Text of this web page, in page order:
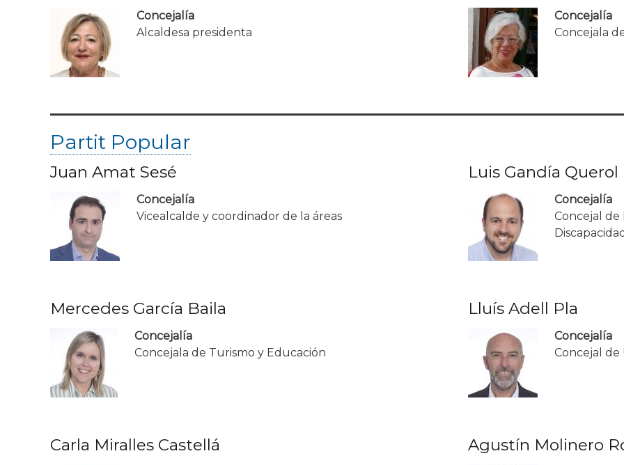
Concejalía
Alcaldesa presidenta
Concejalía
Concejala
Partit Popular
Juan Amat Sesé
Concejalía
Vicealcalde y coordinador de la áreas
Luis Gandía Querol
Concejalía
Concejal de
Mercedes García Baila
Concejalía
Concejala de Turismo y Educación
Lluís Adell Pla
Concejalía
Concejal de
Carla Miralles Castellá Agustín Molinero